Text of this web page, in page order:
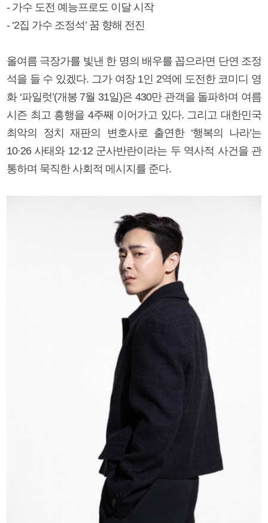
- 가수 도전 예능프로도 이달 시작
- ‘2집 가수 조정석’ 꿈 향해 전진
올여름 극장가를 빛낸 한 명의 배우를 꼽으라면 단연 조정
석을 들 수 있겠다. 그가 여장 1인 2역에 도전한 코미디 영
화 ‘파일럿’(개봉 7월 31일)은 430만 관객을 돌파하며 여름
시즌 최고 흥행을 4주째 이어가고 있다. 그리고 대한민국
최악의 정치 재판의 변호사로 출연한 ‘행복의 나라’는
10·26 사태와 12·12 군사반란이라는 두 역사적 사건을 관
통하며 묵직한 사회적 메시지를 준다.